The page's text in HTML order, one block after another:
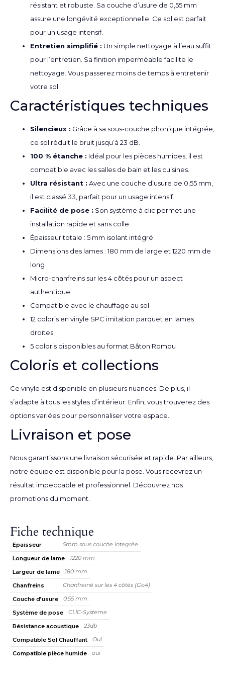
résistant et robuste. Sa couche d’usure de 0,55 mm
assure une longévité exceptionnelle. Ce sol est parfait
pour un usage intensif.
Entretien simplifié : Un simple nettoyage à l’eau suffit
pour l’entretien. Sa finition imperméable facilite le
nettoyage. Vous passerez moins de temps à entretenir
votre sol.
Caractéristiques techniques
Silencieux : Grâce à sa sous-couche phonique intégrée,
ce sol réduit le bruit jusqu’à 23 dB.
100 % étanche : Idéal pour les pièces humides, il est
compatible avec les salles de bain et les cuisines.
Ultra résistant : Avec une couche d’usure de 0,55 mm,
il est classé 33, parfait pour un usage intensif.
Facilité de pose : Son système à clic permet une
installation rapide et sans colle.
Épaisseur totale : 5 mm isolant intégré
Dimensions des lames : 180 mm de large et 1220 mm de
long
Micro-chanfreins sur les 4 côtés pour un aspect
authentique
Compatible avec le chauffage au sol
12 coloris en vinyle SPC imitation parquet en lames
droites
5 coloris disponibles au format Bâton Rompu
Coloris et collections
Ce vinyle est disponible en plusieurs nuances. De plus, il
s’adapte à tous les styles d’intérieur. Enfin, vous trouverez des
options variées pour personnaliser votre espace.
Livraison et pose
Nous garantissons une livraison sécurisée et rapide. Par ailleurs,
notre équipe est disponible pour la pose. Vous recevrez un
résultat impeccable et professionnel. Découvrez nos
promotions du moment
Fiche technique
Epaisseur
5mm sous couche integrée
Longueur de lame
1220 mm
Largeur de lame
180 mm
Chanfreins
Chanfreiné sur les 4 côtés (Go4)
Couche d’usure
0,55 mm
Système de pose
CLIC-Systeme
Résistance acoustique
23db
Compatible Sol Chauffant
Oui
Compatible pièce humide
oui